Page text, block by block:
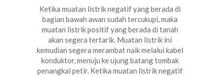
Ketika muatan listrik negatif yang berada di
bagian bawah awan sudah tercukupi, maka
muatan listrik positif yang berada di tanah
akan segera tertarik. Muatan listrik ini
kemudian segera merambat naik melalui kabel
konduktor, menuju ke ujung batang tombak
penangkal petir. Ketika muatan listrik negatif